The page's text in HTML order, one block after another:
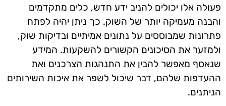
פעולה אלו יכולים להניב ידע חדש, כלים מתקדמים
והבנה מעמיקה יותר של השוק. כך ניתן יהיה לפתח
פתרונות שמבוססים על נתונים אמיתיים ובדיקות שוק,
ולמזער את הסיכונים הקשורים להשקעות. המידע
שנאסף מאפשר להבין את התנהגות הצרכנים ואת
ההעדפות שלהם, דבר שיכול לשפר את איכות השירותים
הניתנים.